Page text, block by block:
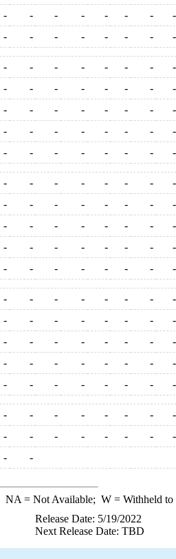
- - - - - - - -
- - - - - - - -
- - - - - - - -
- - - - - - - -
- - - - - - - -
- - - - - - - -
- - - - - - - -
- - - - - - - -
- - - - - - - -
- - - - - - - -
- - - - - - - -
- - - - - - - -
- - - - - - - -
- - - - - - - -
- - - - - - - -
- - - - - - - -
- - - - - - - -
- - - - - - - -
- - - - - - - -
- -
NA = Not Available; W= Withheld to
Release Date: 5/19/2022
Next Release Date: TBD